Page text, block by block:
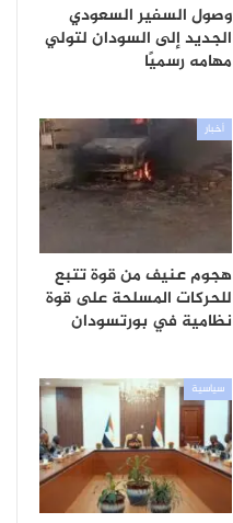
وصول السفير السعودي
الجديد إلى السودان لتولي
مهامه رسميًا
أخبار
هجوم عنيف من قوة تتبع
للحركات المسلحة على قوة
نظامية في بورتسودان
سياسية